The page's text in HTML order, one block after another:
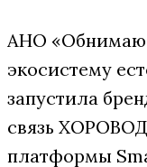
АНО «Обнимаю
экосистему
запустила
связь
платформы